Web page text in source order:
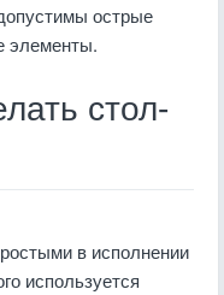
острые
элементы.
стол-
в исполнении
используется